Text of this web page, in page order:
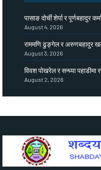
पासाङ दोर्ची शेर्पा र पूर्णबहादुर
August 4, 2026
राममणि ढुङ्गेल र अरुणबहादुर
August 3, 2026
विवश पोखरेल र सन्ध्या पहाडीमा
August 2, 2026